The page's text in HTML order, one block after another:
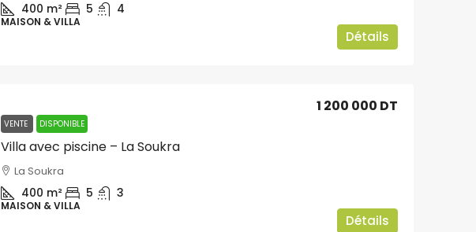
400 m² 5 4
MAISON & VILLA
Détails
VENTE DISPONIBLE
Villa avec piscine – La Soukra
1 200 000 DT
La Soukra
400 m² 5 3
MAISON & VILLA
Détails